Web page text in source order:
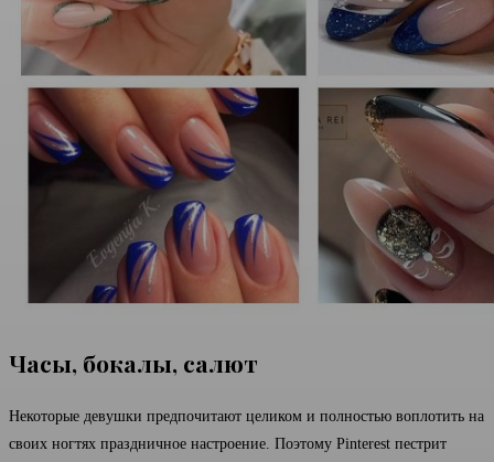
Часы, бокалы, салют
Некоторые девушки предпочитают целиком и полностью воплотить на
своих ногтях праздничное настроение. Поэтому Pinterest пестрит